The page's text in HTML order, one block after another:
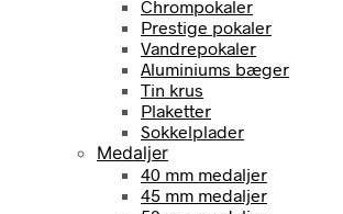
Chrompokaler
Prestige pokaler
Vandrepokaler
Aluminiums bæger
Tin krus
Plaketter
Sokkelplader
Medaljer
40 mm medaljer
45 mm medaljer